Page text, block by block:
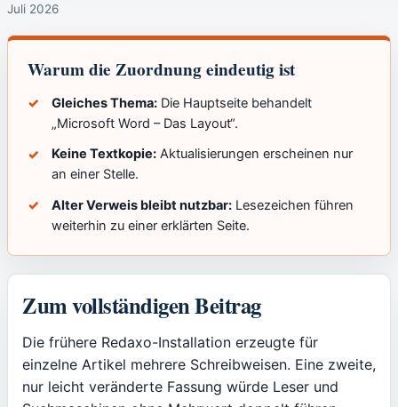
Juli 2026
Warum die Zuordnung eindeutig ist
Gleiches Thema:Die Hauptseite behandelt
„Microsoft Word – Das Layout“.
Keine Textkopie:Aktualisierungen erscheinen nur
an einer Stelle.
Alter Verweis bleibt nutzbar:Lesezeichen führen
weiterhin zu einer erklärten Seite.
Zum vollständigen Beitrag
Die frühere Redaxo-Installation erzeugte für
einzelne Artikel mehrere Schreibweisen. Eine zweite,
nur leicht veränderte Fassung würde Leser und